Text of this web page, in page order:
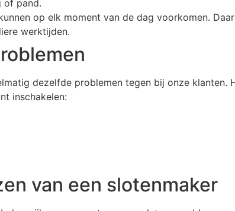
of pand.
op elk moment van de dag voorkomen.
werktijden.
dezelfde problemen tegen bij onze klanten.
inschakelen:
van een slotenmaker